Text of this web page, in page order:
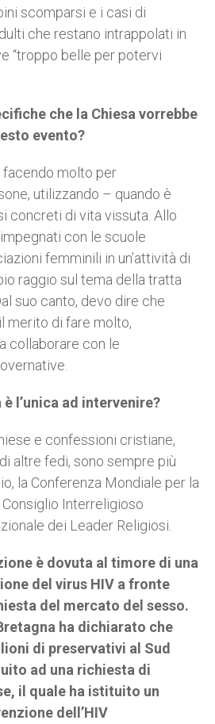
scomparsi e i casi di
che restano intrappolati in
“troppo belle per potervi
che la Chiesa vorrebbe
evento?
facendo molto per
utilizzando – quando è
concreti di vita vissuta. Allo
con le scuole
femminili in un’attività di
raggio sul tema della tratta
suo canto, devo dire che
merito di fare molto,
collaborare con le
l’unica ad intervenire?
e confessioni cristiane,
altre fedi, sono sempre più
la Conferenza Mondiale per la
Interreligioso
dei Leader Religiosi.
è dovuta al timore di una
del virus HIV a fronte
del mercato del sesso.
ha dichiarato che
di preservativi al Sud
ad una richiesta di
il quale ha istituito un
dell’HIV